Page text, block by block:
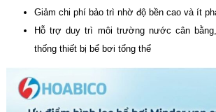
Giảm chi phí bảo trì nhờ độ bền cao và ít
Hỗ trợ duy trì môi trường nước cân
thống thiết bị bể bơi tổng thể